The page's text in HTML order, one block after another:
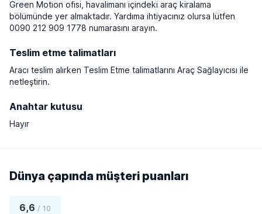
Green Motion ofisi, havalimanı içindeki araç kiralama
bölümünde yer almaktadır. Yardıma ihtiyacınız olursa lütfen
0090 212 909 1778 numarasını arayın.
Teslim etme talimatları
Aracı teslim alırken Teslim Etme talimatlarını Araç Sağlayıcısı ile
netleştirin.
Anahtar kutusu
Hayır
Dünya çapında müşteri puanları
6,6 / 10